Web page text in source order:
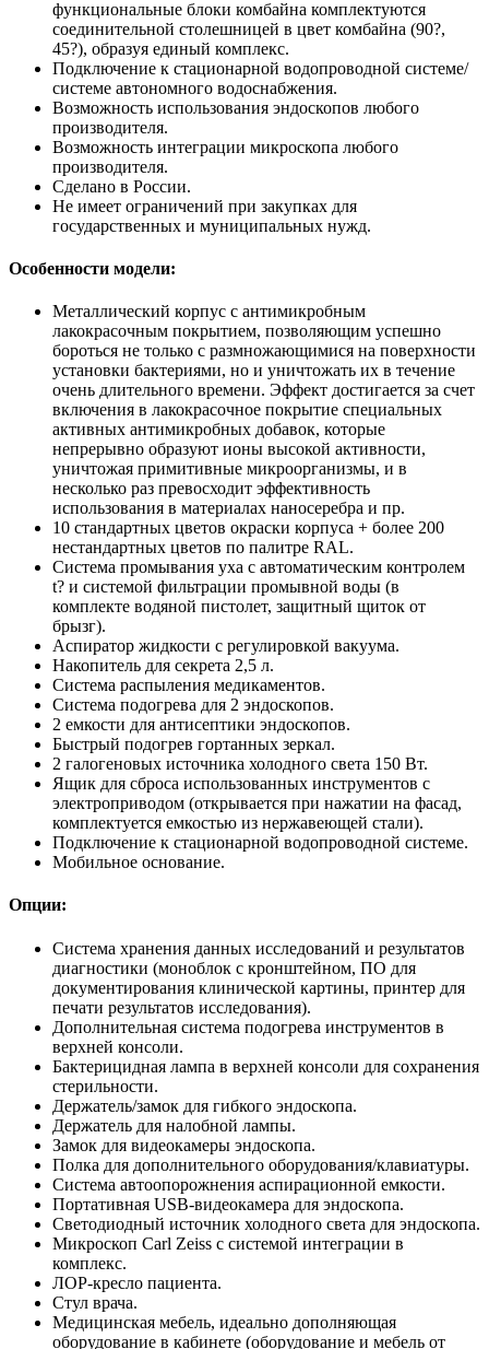
функциональные блоки комбайна комплектуются
соединительной столешницей в цвет комбайна (90?,
45?), образуя единый комплекс.
Подключение к стационарной водопроводной системе/
системе автономного водоснабжения.
Возможность использования эндоскопов любого
производителя.
Возможность интеграции микроскопа любого
производителя.
Сделано в России.
Не имеет ограничений при закупках для
государственных и муниципальных нужд.
Особенности модели:
Металлический корпус с антимикробным
лакокрасочным покрытием, позволяющим успешно
бороться не только с размножающимися на поверхности
установки бактериями, но и уничтожать их в течение
очень длительного времени. Эффект достигается за счет
включения в лакокрасочное покрытие специальных
активных антимикробных добавок, которые
непрерывно образуют ионы высокой активности,
уничтожая примитивные микроорганизмы, и в
несколько раз превосходит эффективность
использования в материалах наносеребра и пр.
10 стандартных цветов окраски корпуса + более 200
нестандартных цветов по палитре RAL.
Система промывания уха с автоматическим контролем
t? и системой фильтрации промывной воды (в
комплекте водяной пистолет, защитный щиток от
брызг).
Аспиратор жидкости с регулировкой вакуума.
Накопитель для секрета 2,5 л.
Система распыления медикаментов.
Система подогрева для 2 эндоскопов.
2 емкости для антисептики эндоскопов.
Быстрый подогрев гортанных зеркал.
2 галогеновых источника холодного света 150 Вт.
Ящик для сброса использованных инструментов с
электроприводом (открывается при нажатии на фасад,
комплектуется емкостью из нержавеющей стали).
Подключение к стационарной водопроводной системе.
Мобильное основание.
Опции:
Система хранения данных исследований и результатов
диагностики (моноблок с кронштейном, ПО для
документирования клинической картины, принтер для
печати результатов исследования).
Дополнительная система подогрева инструментов в
верхней консоли.
Бактерицидная лампа в верхней консоли для сохранения
стерильности.
Держатель/замок для гибкого эндоскопа.
Держатель для налобной лампы.
Замок для видеокамеры эндоскопа.
Полка для дополнительного оборудования/клавиатуры.
Система автоопорожнения аспирационной емкости.
Портативная USB-видеокамера для эндоскопа.
Светодиодный источник холодного света для эндоскопа.
Микроскоп Carl Zeiss с системой интеграции в
комплекс.
ЛОР-кресло пациента.
Стул врача.
Медицинская мебель, идеально дополняющая
оборудование в кабинете (оборудование и мебель от